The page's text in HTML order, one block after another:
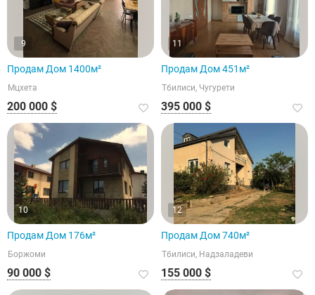
9
Продам Дом 1400м²
Мцхета
200 000 $
11
Продам Дом 451м²
Тбилиси, Чугурети
395 000 $
10
Продам Дом 176м²
Боржоми
90 000 $
12
Продам Дом 740м²
Тбилиси, Надзаладеви
155 000 $